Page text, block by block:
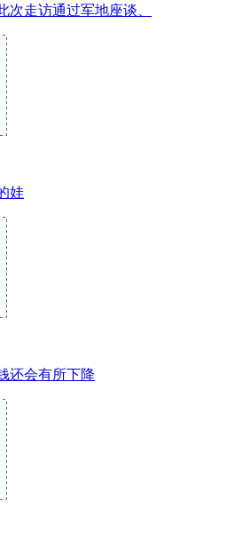
次走访通过军地座谈、
娃
还会有所下降